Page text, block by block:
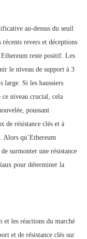
au-dessus du seuil
revers et déceptions
reste positif. Les
le niveau de support à 3
large. Si les haussiers
ce niveau crucial, cela
poussant
de résistance clés et à
Alors qu’Ethereum
surmonter une résistance
pour déterminer la
et les réactions du marché
et de résistance clés sur